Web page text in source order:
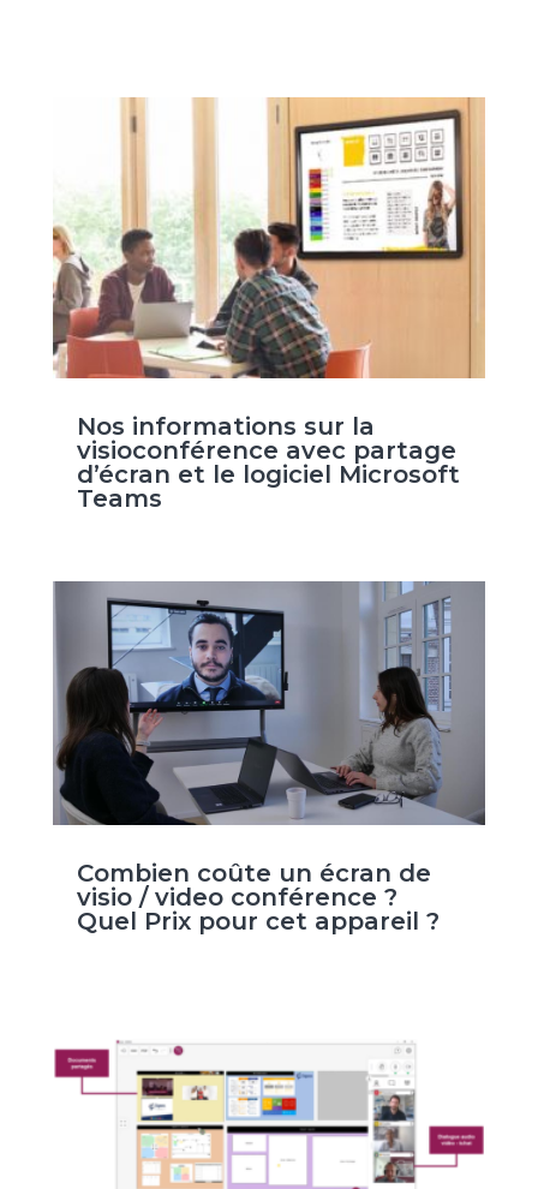
Nos informations sur la
visioconférence avec partage
d’écran et le logiciel Microsoft
Teams
Combien coûte un écran de
visio / video conférence ?
Quel Prix pour cet appareil ?